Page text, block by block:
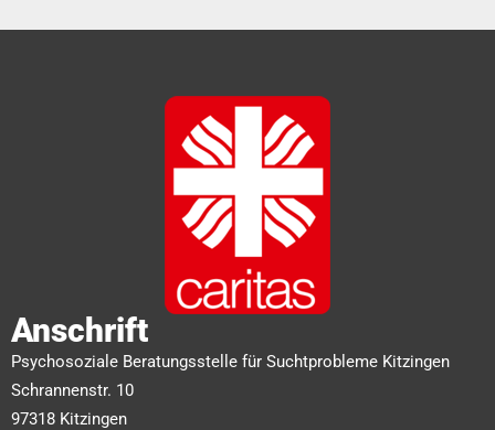
Anschrift
Psychosoziale Beratungsstelle für Suchtprobleme Kitzingen
Schrannenstr. 10
97318 Kitzingen